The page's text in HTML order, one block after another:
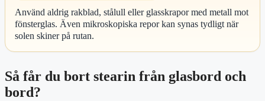
Använd aldrig rakblad, stålull eller glasskrapor med metall mot
fönsterglas. Även mikroskopiska repor kan synas tydligt när
solen skiner på rutan.
Så får du bort stearin från glasbord och
bord?